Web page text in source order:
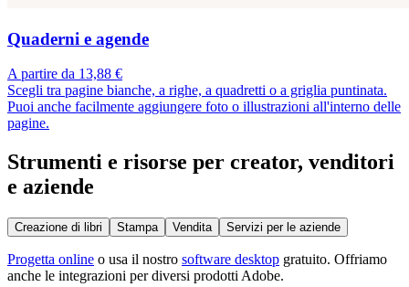
Quaderni e agende
A partire da 13,88 €
Scegli tra pagine bianche, a righe, a quadretti o a griglia puntinata.
Puoi anche facilmente aggiungere foto o illustrazioni all'interno delle
pagine.
Strumenti e risorse per creator, venditori
e aziende
Creazione di libri Stampa Vendita Servizi per le aziende
Progetta online o usa il nostro software desktop gratuito. Offriamo
anche le integrazioni per diversi prodotti Adobe.